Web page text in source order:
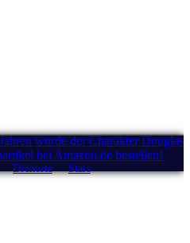
wurde der Charakter Douglas
bei Amazon.de bestellen!
Drehorte Stars